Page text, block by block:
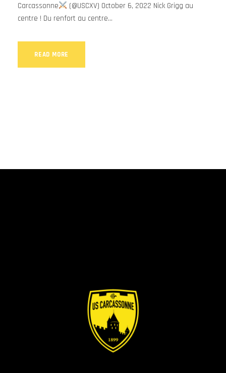
Carcassonne
(@USCXV) October 6, 2022 Nick Grigg au
centre ! Du renfort au centre...
READ MORE